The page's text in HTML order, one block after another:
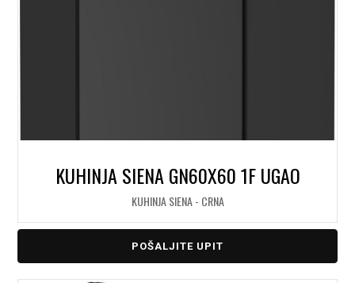
KUHINJA SIENA GN60X60 1F UGAO
KUHINJA SIENA - CRNA
POŠALJITE UPIT